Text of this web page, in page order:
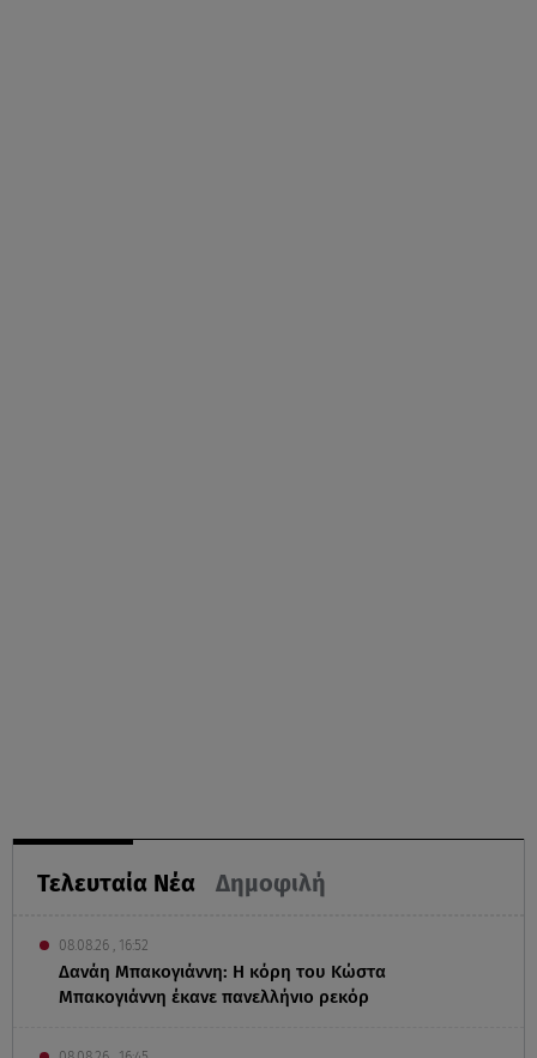
Τελευταία Νέα Δημοφιλή
08.08.26 , 16:52
Δανάη Μπακογιάννη: Η κόρη του Κώστα
Μπακογιάννη έκανε πανελλήνιο ρεκόρ